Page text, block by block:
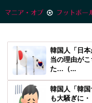
韓国人「日
当の理由が
た…（...
韓国人「韓
も大騒ぎに